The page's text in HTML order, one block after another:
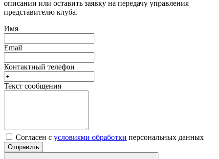
описании или оставить заявку на передачу управления
представителю клуба.
Имя
Email
Контактный телефон
Текст сообщения
Согласен с условиями обработки персональных данных
Отправить